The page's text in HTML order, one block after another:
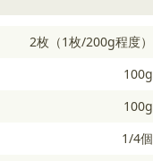
2枚（1枚/200g程度）
100g
100g
1/4個